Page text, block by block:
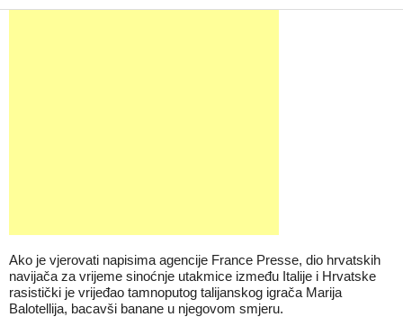
Ako je vjerovati napisima agencije France Presse, dio hrvatskih
navijača za vrijeme sinoćnje utakmice između Italije i Hrvatske
rasistički je vrijeđao tamnoputog talijanskog igrača Marija
Balotellija, bacavši banane u njegovom smjeru.